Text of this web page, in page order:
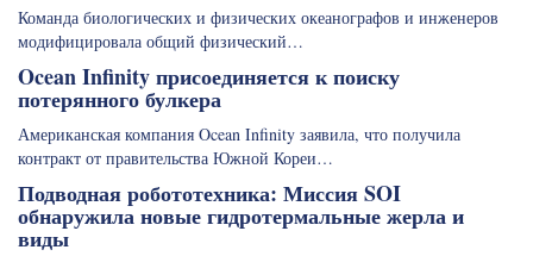
Команда биологических и физических океанографов и инженеров
модифицировала общий физический…
Ocean Infinity присоединяется к поиску
потерянного булкера
Американская компания Ocean Infinity заявила, что получила
контракт от правительства Южной Кореи…
Подводная робототехника: Миссия SOI
обнаружила новые гидротермальные жерла и
виды